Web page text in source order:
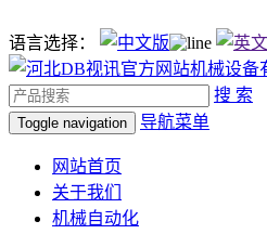
语言选择：
搜 索
Toggle navigation 导航菜单
网站首页
关于我们
机械自动化